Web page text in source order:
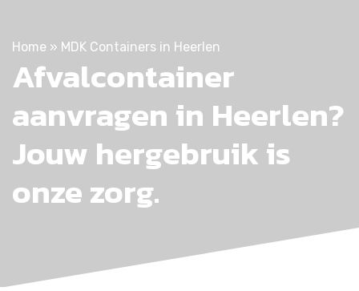
Home » MDK Containers in Heerlen
Afvalcontainer
aanvragen in Heerlen?
Jouw hergebruik is
onze zorg.